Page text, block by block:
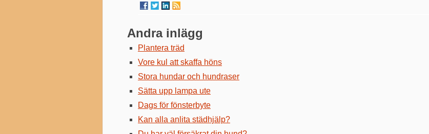
Andra inlägg
Plantera träd
Vore kul att skaffa höns
Stora hundar och hundraser
Sätta upp lampa ute
Dags för fönsterbyte
Kan alla anlita städhjälp?